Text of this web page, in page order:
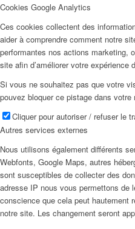
Cookies Google Analytics
Ces cookies collectent des
aider à comprendre comment notre
performantes nos actions marketing,
site afin d’améliorer votre expérience
Si vous ne souhaitez pas que votre
pouvez bloquer ce pistage dans votre
Cliquer pour autoriser / refuser le
Autres services externes
Nous utilisons également différents
Webfonts, Google Maps, autres
sont susceptibles de collecter des
adresse IP nous vous permettons de
conscience que cela peut hautement
notre site. Les changement seront